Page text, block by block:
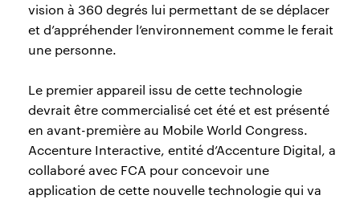
vision à 360 degrés lui permettant de se déplacer
et d’appréhender l’environnement comme le ferait
une personne.
Le premier appareil issu de cette technologie
devrait être commercialisé cet été et est présenté
en avant-première au Mobile World Congress.
Accenture Interactive, entité d’Accenture Digital, a
collaboré avec FCA pour concevoir une
application de cette nouvelle technologie qui va